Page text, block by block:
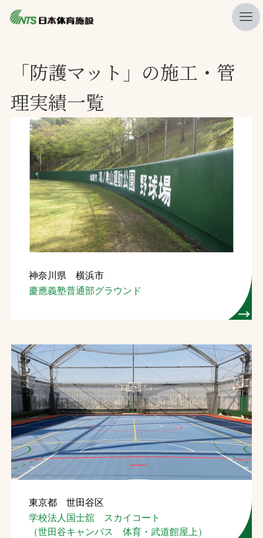
ニュース
プレスリリース
レポート
製品・サービス一覧
施工・管理実績一覧
会社概要
採用情報
検索
お問合せ
ソーシャルメディアポリシー
Instagram
FacebookYouTube
文字の見えづらさや操作にお困りの方へ
「防護マット」の施工・管
理実績一覧
神奈川県 横浜市
慶應義塾普通部グラウンド
東京都 世田谷区
学校法人国士舘 スカイコート
（世田谷キャンパス 体育・武道館屋上）